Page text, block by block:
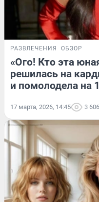
РАЗВЛЕЧЕНИЯ ОБЗОР
«Ого! Кто эта
решилась на
и помолодела на
17 марта, 2026, 14:45 3 606